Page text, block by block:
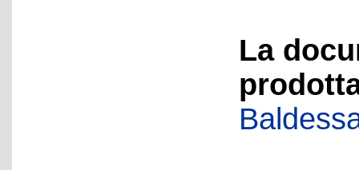
La